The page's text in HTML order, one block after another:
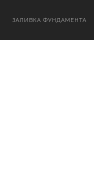
ЗАЛИВКА ФУНДАМЕНТА